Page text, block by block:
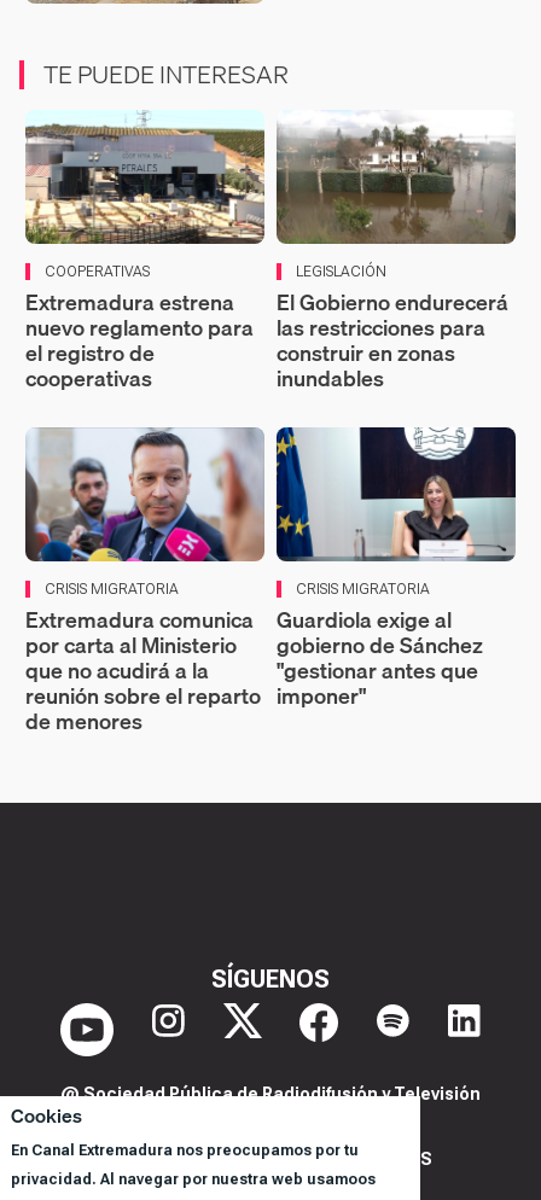
Cookies
En Canal Extremadura nos preocupamos por tu
privacidad. Al navegar por nuestra web usamoos
TE PUEDE INTERESAR
COOPERATIVAS
Extremadura estrena
nuevo reglamento para
el registro de
cooperativas
LEGISLACIÓN
El Gobierno endurecerá
las restricciones para
construir en zonas
inundables
CRISIS MIGRATORIA
Extremadura comunica
por carta al Ministerio
que no acudirá a la
reunión sobre el reparto
de menores
CRISIS MIGRATORIA
Guardiola exige al
gobierno de Sánchez
"gestionar antes que
imponer"
SÍGUENOS
@ Sociedad Pública de Radiodifusión y Televisión
POLITICA DE PRIVACIDAD Y COOKIES